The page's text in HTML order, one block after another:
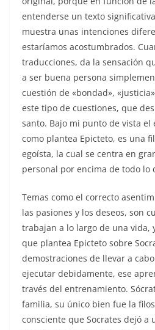
entenderse un texto
muestra unas intenciones
estaríamos acostumbrados.
traducciones, da la sensación
a ser buena persona
cuestión de «bondad»,
este tipo de cuestiones, que
santo. Bajo mi punto de vista el
como plantea Epicteto, es una
egoísta, la cual se centra en
personal por encima de todo lo
Temas como el correcto
las pasiones y los deseos, son
trabajan a lo largo de una vida,
que plantea Epicteto sobre
demostraciones de llevar a
ejecutar debidamente, ese
través del entrenamiento.
familia, su único bien fue la
consciente que Socrates dejó a